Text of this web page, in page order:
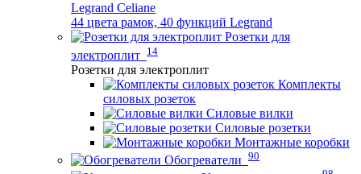
Legrand Celiane
44 цвета рамок, 40 функций Legrand
Розетки для
электроплит 14
Розетки для электроплит
Комплекты
силовых розеток
Силовые вилки
Силовые розетки
Монтажные коробки
Обогреватели 90